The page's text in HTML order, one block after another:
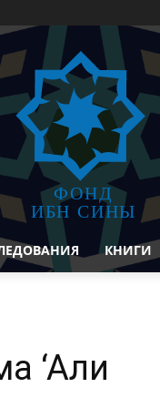
ФОНД
ИБН СИНЫ
КНИГИ
‘Али